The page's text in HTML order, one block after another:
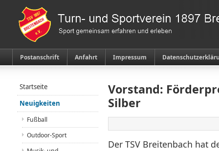
Postanschrift Anfahrt Impressum
Vorstand:
Silber
Der TSV Breitenbach hat
Startseite
Neuigkeiten
Fußball
Outdoor-Sport